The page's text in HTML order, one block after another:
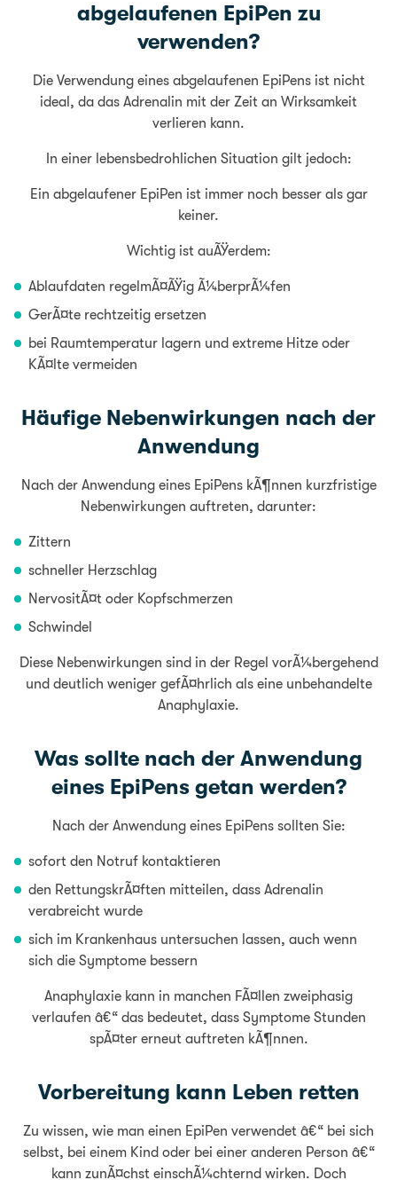
abgelaufenen EpiPen zu
verwenden?
Die Verwendung eines abgelaufenen EpiPens ist nicht
ideal, da das Adrenalin mit der Zeit an Wirksamkeit
verlieren kann.
In einer lebensbedrohlichen Situation gilt jedoch:
Ein abgelaufener EpiPen ist immer noch besser als gar
keiner.
Wichtig ist auÃŸerdem:
Ablaufdaten regelmÃ¤ÃŸig Ã¼berprÃ¼fen
GerÃ¤te rechtzeitig ersetzen
bei Raumtemperatur lagern und extreme Hitze oder
KÃ¤lte vermeiden
Häufige Nebenwirkungen nach der
Anwendung
Nach der Anwendung eines EpiPens kÃ¶nnen kurzfristige
Nebenwirkungen auftreten, darunter:
Zittern
schneller Herzschlag
NervositÃ¤t oder Kopfschmerzen
Schwindel
Diese Nebenwirkungen sind in der Regel vorÃ¼bergehend
und deutlich weniger gefÃ¤hrlich als eine unbehandelte
Anaphylaxie.
Was sollte nach der Anwendung
eines EpiPens getan werden?
Nach der Anwendung eines EpiPens sollten Sie:
sofort den Notruf kontaktieren
den RettungskrÃ¤ften mitteilen, dass Adrenalin
verabreicht wurde
sich im Krankenhaus untersuchen lassen, auch wenn
sich die Symptome bessern
Anaphylaxie kann in manchen FÃ¤llen zweiphasig
verlaufen â€“ das bedeutet, dass Symptome Stunden
spÃ¤ter erneut auftreten kÃ¶nnen.
Vorbereitung kann Leben retten
Zu wissen, wie man einen EpiPen verwendet â€“ bei sich
selbst, bei einem Kind oder bei einer anderen Person â€“
kann zunÃ¤chst einschÃ¼chternd wirken. Doch